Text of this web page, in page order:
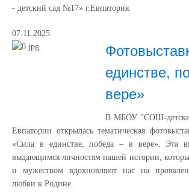
- детский сад №17» г.Евпатория.
07.11.2025
единстве,
вере»
В МБОУ "СОШ-
Евпатории открылась тематическая
«Сила в единстве, победа – в вере». Эта
выдающимся личностям нашей истории,
и мужеством вдохновляют нас на
любви к Родине.